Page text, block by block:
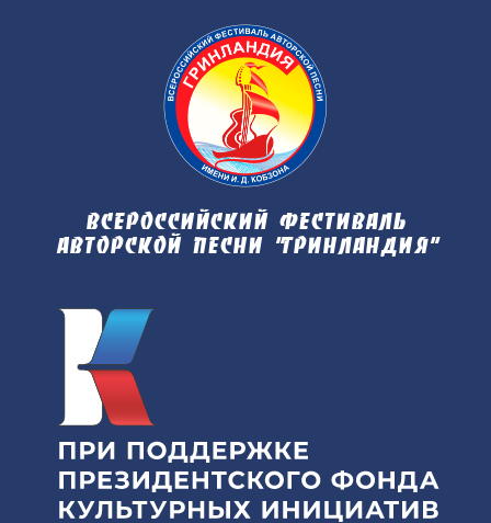
Всероссийский фестиваль
авторской песни "Гринландия"